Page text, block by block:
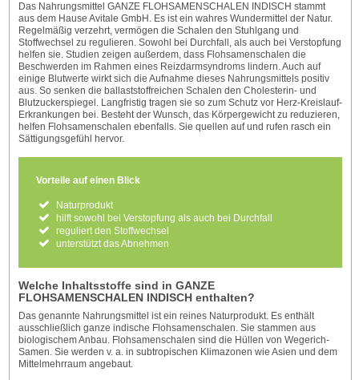
Das Nahrungsmittel GANZE FLOHSAMENSCHALEN INDISCH stammt
aus dem Hause Avitale GmbH. Es ist ein wahres Wundermittel der Natur.
Regelmäßig verzehrt, vermögen die Schalen den Stuhlgang und
Stoffwechsel zu regulieren. Sowohl bei Durchfall, als auch bei Verstopfung
helfen sie. Studien zeigen außerdem, dass Flohsamenschalen die
Beschwerden im Rahmen eines Reizdarmsyndroms lindern. Auch auf
einige Blutwerte wirkt sich die Aufnahme dieses Nahrungsmittels positiv
aus. So senken die ballaststoffreichen Schalen den Cholesterin- und
Blutzuckerspiegel. Langfristig tragen sie so zum Schutz vor Herz-Kreislauf-
Erkrankungen bei. Besteht der Wunsch, das Körpergewicht zu reduzieren,
helfen Flohsamenschalen ebenfalls. Sie quellen auf und rufen rasch ein
Sättigungsgefühl hervor.
Vorteile auf einen Blick
Naturprodukt
hilft sowohl bei Verstopfung als auch bei Durchfall
reguliert den Stoffwechsel
unterstützt das Abnehmen
Welche Inhaltsstoffe sind in GANZE
FLOHSAMENSCHALEN INDISCH enthalten?
Das genannte Nahrungsmittel ist ein reines Naturprodukt. Es enthält
ausschließlich ganze indische Flohsamenschalen. Sie stammen aus
biologischem Anbau. Flohsamenschalen sind die Hüllen von Wegerich-
Samen. Sie werden v. a. in subtropischen Klimazonen wie Asien und dem
Mittelmehrraum angebaut.